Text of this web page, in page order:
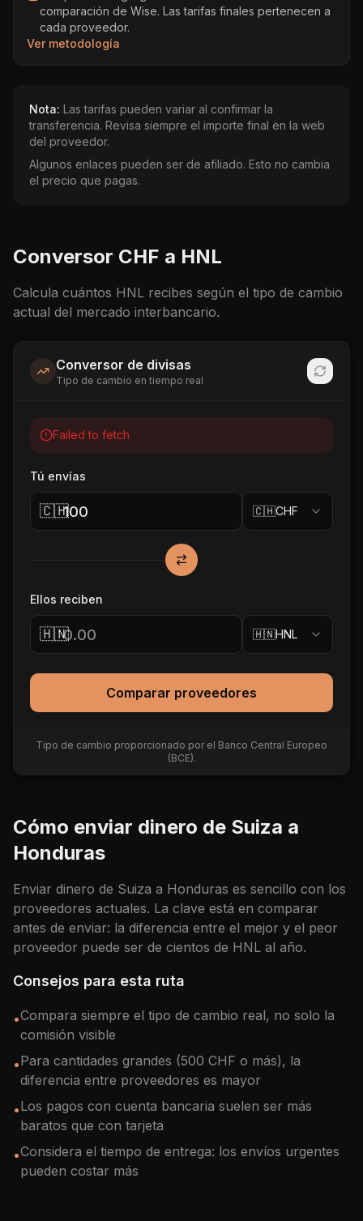
comparación de Wise. Las tarifas finales pertenecen a
cada proveedor.
Ver metodología
Nota: Las tarifas pueden variar al confirmar la
transferencia. Revisa siempre el importe final en la web
del proveedor.
Algunos enlaces pueden ser de afiliado. Esto no cambia
el precio que pagas.
Conversor CHF a HNL
Calcula cuántos HNL recibes según el tipo de cambio
actual del mercado interbancario.
Conversor de divisas
Tipo de cambio en tiempo real
Failed to fetch
Tú envías
🇨🇭 🇨🇭CHF
Ellos reciben
🇭🇳 🇭🇳HNL
Comparar proveedores
Tipo de cambio proporcionado por el Banco Central Europeo
(BCE).
Cómo enviar dinero de Suiza a
Honduras
Enviar dinero de Suiza a Honduras es sencillo con los
proveedores actuales. La clave está en comparar
antes de enviar: la diferencia entre el mejor y el peor
proveedor puede ser de cientos de HNL al año.
Consejos para esta ruta
•Compara siempre el tipo de cambio real, no solo la
comisión visible
•Para cantidades grandes (500 CHF o más), la
diferencia entre proveedores es mayor
•Los pagos con cuenta bancaria suelen ser más
baratos que con tarjeta
•Considera el tiempo de entrega: los envíos urgentes
pueden costar más